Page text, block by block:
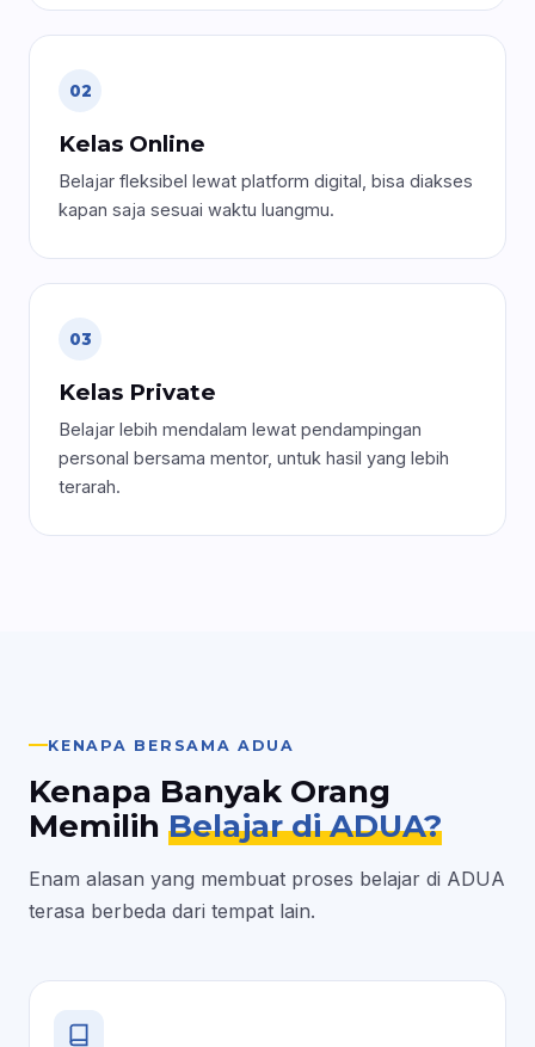
02
Kelas Online
Belajar fleksibel lewat platform digital, bisa diakses
kapan saja sesuai waktu luangmu.
03
Kelas Private
Belajar lebih mendalam lewat pendampingan
personal bersama mentor, untuk hasil yang lebih
terarah.
KENAPA BERSAMA ADUA
Kenapa Banyak Orang
Memilih Belajar di ADUA?
Enam alasan yang membuat proses belajar di ADUA
terasa berbeda dari tempat lain.